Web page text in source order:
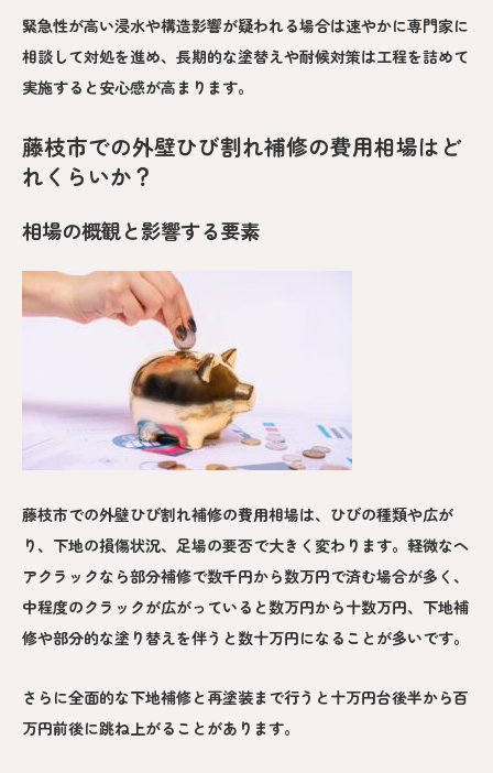
緊急性が高い浸水や構造影響が疑われる場合は速やかに専門家に
相談して対処を進め、長期的な塗替えや耐候対策は工程を詰めて
実施すると安心感が高まります。
藤枝市での外壁ひび割れ補修の費用相場はど
れくらいか？
相場の概観と影響する要素
藤枝市での外壁ひび割れ補修の費用相場は、ひびの種類や広が
り、下地の損傷状況、足場の要否で大きく変わります。軽微なヘ
アクラックなら部分補修で数千円から数万円で済む場合が多く、
中程度のクラックが広がっていると数万円から十数万円、下地補
修や部分的な塗り替えを伴うと数十万円になることが多いです。
さらに全面的な下地補修と再塗装まで行うと十万円台後半から百
万円前後に跳ね上がることがあります。